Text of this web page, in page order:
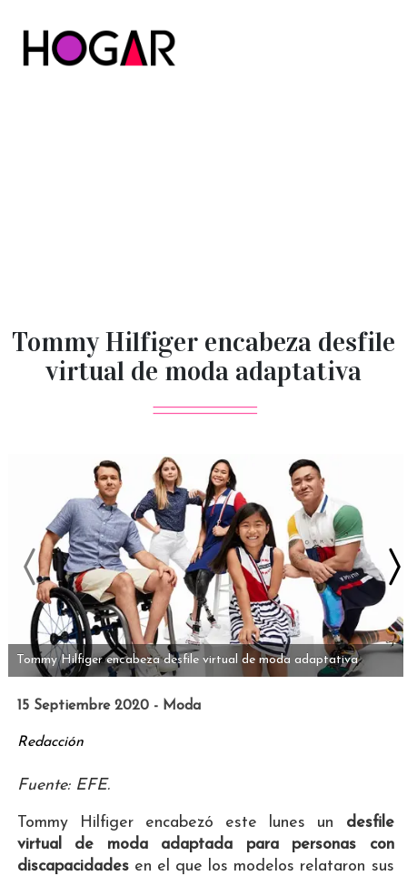
Tommy Hilfiger encabeza desfile
virtual de moda adaptativa
Tommy Hilfiger encabeza desfile virtual de moda adaptativa
15 Septiembre 2020 - Moda
Redacción
Fuente: EFE.
Tommy Hilfiger encabezó este lunes un desfile
virtual de moda adaptada para personas con
discapacidadesen el que los modelos relataron sus